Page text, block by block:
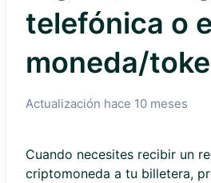
telefónica o
moneda/
Actualización hace 10 meses
Cuando necesites recibir un
criptomoneda a tu billetera,